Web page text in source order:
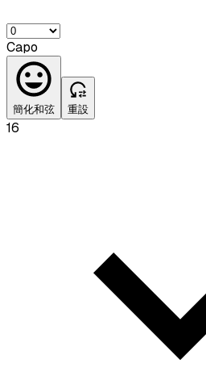
Capo
簡化和弦 重設
16